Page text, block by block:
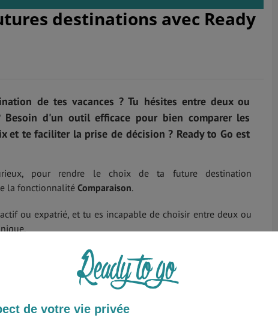
destinations avec Ready
de tes vacances ? Tu hésites entre deux ou
d'un outil efficace pour bien comparer les
et te faciliter la prise de décision ? Ready to Go est
pour rendre le choix de ta future destination
la fonctionnalité Comparaison.
ou expatrié, et tu es incapable de choisir entre deux ou
de comparer de deux jusqu’à trois destinations, en
de
sur les thèmes souhaités :
de votre vie privée